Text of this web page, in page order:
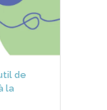
de
la